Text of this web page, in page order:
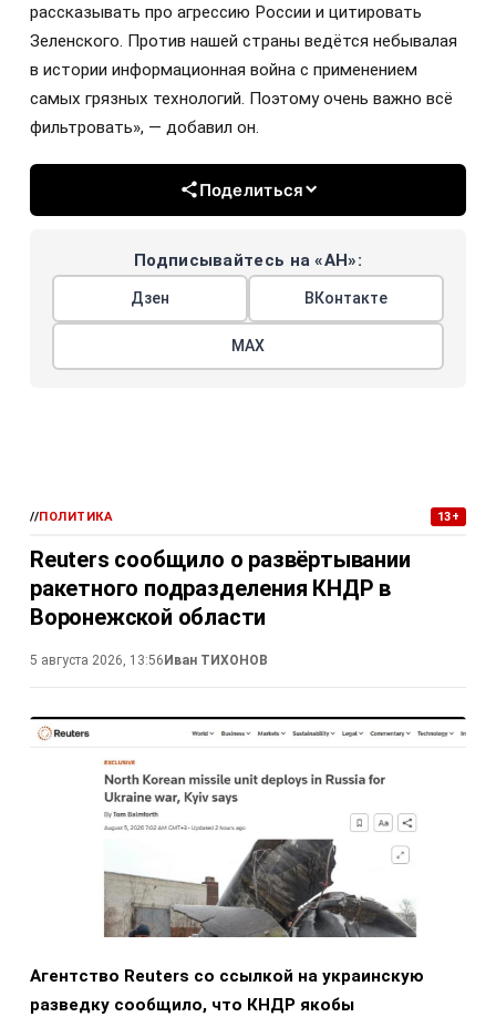
рассказывать про агрессию России и цитировать
Зеленского. Против нашей страны ведётся небывалая
в истории информационная война с применением
самых грязных технологий. Поэтому очень важно всё
фильтровать», — добавил он.
Поделиться
Подписывайтесь на «АН»:
Дзен ВКонтакте
МАХ
//ПОЛИТИКА 13+
Reuters сообщило о развёртывании
ракетного подразделения КНДР в
Воронежской области
5 августа 2026, 13:56Иван ТИХОНОВ
Агентство Reuters со ссылкой на украинскую
разведку сообщило, что КНДР якобы